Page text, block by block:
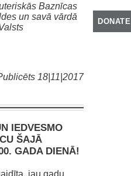
Baznīcas
un savā vārdā
18|11|2017
IEDVESMO
ŠAJĀ
GADA DIENĀ!
jau gadu
DONATE